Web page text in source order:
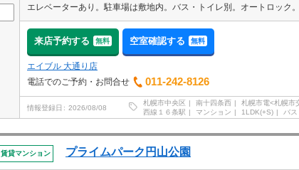
来店予約する 無料 空室確認する 無料
エイブル 大通り店
電話でのご予約・お問合せ
011-242-8126
情報登録日 2026/08/08
札幌市中央区 南十四条西 札幌市電<札幌市
西線１６条駅
マンション 1LDK(+S) バス
賃貸マンション プライムパーク円山公園